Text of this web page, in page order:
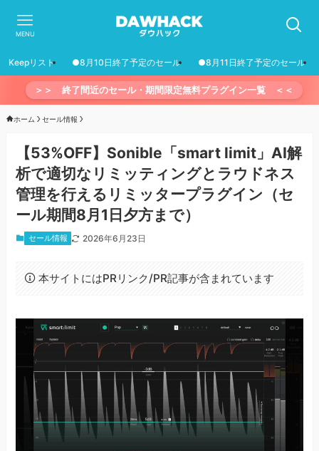
MENU
Keepリスト ●8月10日終了予定のセール ●8月11日終了予定のセール
＞＞ 終了間近のセール・期間限定無料プラグイン一覧 ＜＜
ホーム セール情報
【53%OFF】Sonible「smart limit」AI解
析で適切なリミッティングとラウドネス
管理を行えるリミッタープラグイン（セ
ール期間8月1日夕方まで）
セール情報 2026年6月23日
本サイトにはPRリンク/PR記事が含まれています